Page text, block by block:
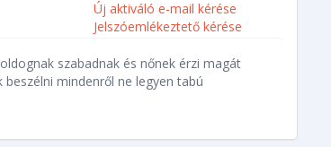
Új aktiváló e-mail kérése
Jelszóemlékeztető kérése
szabadnak és nőnek érzi magát
mindenről ne legyen tabú